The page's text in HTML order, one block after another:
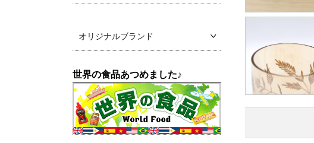
オリジナルブランド
世界の食品あつめました♪